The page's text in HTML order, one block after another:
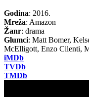
Godina: 2016.
Mreža: Amazon
Žanr: drama
Glumci: Matt Bomer,
McElligott, Enzo Cilenti,
iMDb
TVDb
TMDb